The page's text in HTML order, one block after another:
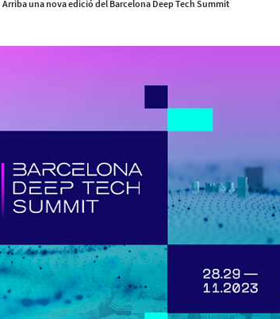
Arriba una nova edició del Barcelona Deep Tech Summit